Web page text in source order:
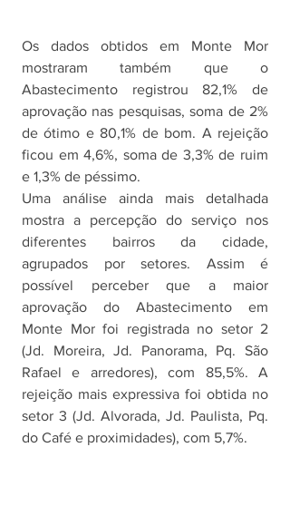
Os dados obtidos em Monte Mor
mostraram também que o
Abastecimento registrou 82,1% de
aprovação nas pesquisas, soma de 2%
de ótimo e 80,1% de bom. A rejeição
ficou em 4,6%, soma de 3,3% de ruim
e 1,3% de péssimo.
Uma análise ainda mais detalhada
mostra a percepção do serviço nos
diferentes bairros da cidade,
agrupados por setores. Assim é
possível perceber que a maior
aprovação do Abastecimento em
Monte Mor foi registrada no setor 2
(Jd. Moreira, Jd. Panorama, Pq. São
Rafael e arredores), com 85,5%. A
rejeição mais expressiva foi obtida no
setor 3 (Jd. Alvorada, Jd. Paulista, Pq.
do Café e proximidades), com 5,7%.